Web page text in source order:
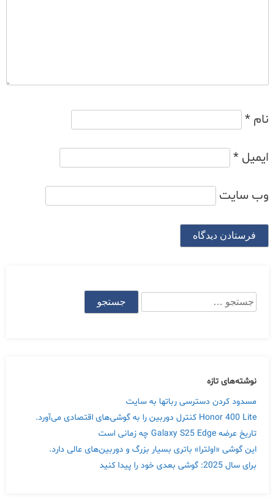
نام *
ایمیل *
وب‌ سایت
جستجو
برای:
نوشته‌های تازه
مسدود کردن دسترسی رباتها به سایت
Honor 400 Lite کنترل دوربین را به گوشی‌های اقتصادی می‌آورد.
تاریخ عرضه Galaxy S25 Edge چه زمانی است
این گوشی «اولترا» باتری بسیار بزرگ و دوربین‌های عالی دارد.
برای سال 2025: گوشی بعدی خود را پیدا کنید